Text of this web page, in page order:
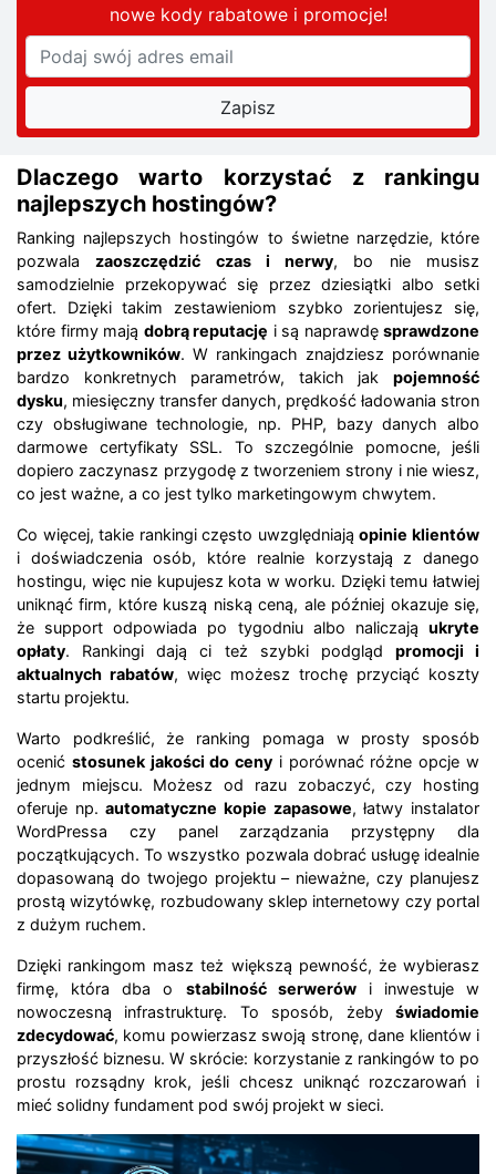
nowe kody rabatowei promocje!
Dlaczego warto korzystać z rankingu
najlepszych hostingów?
Ranking najlepszych hostingów to świetne narzędzie, które
pozwala zaoszczędzić czas i nerwy, bo nie musisz
samodzielnie przekopywać się przez dziesiątki albo setki
ofert. Dzięki takim zestawieniom szybko zorientujesz się,
które firmy mają dobrą reputację i są naprawdę sprawdzone
przez użytkowników. W rankingach znajdziesz porównanie
bardzo konkretnych parametrów, takich jak pojemność
dysku, miesięczny transfer danych, prędkość ładowania stron
czy obsługiwane technologie, np. PHP, bazy danych albo
darmowe certyfikaty SSL. To szczególnie pomocne, jeśli
dopiero zaczynasz przygodę z tworzeniem strony i nie wiesz,
co jest ważne, a co jest tylko marketingowym chwytem.
Co więcej, takie rankingi często uwzględniająopinie klientów
i doświadczenia osób, które realnie korzystają z danego
hostingu, więc nie kupujesz kota w worku. Dzięki temu łatwiej
uniknąć firm, które kuszą niską ceną, ale później okazuje się,
że support odpowiada po tygodniu albo naliczają ukryte
opłaty. Rankingi dają ci też szybki podgląd promocji i
aktualnych rabatów, więc możesz trochę przyciąć koszty
startu projektu.
Warto podkreślić, że ranking pomaga w prosty sposób
ocenić stosunek jakości do ceny i porównać różne opcje w
jednym miejscu. Możesz od razu zobaczyć, czy hosting
oferuje np.automatyczne kopie zapasowe, łatwy instalator
WordPressa czy panel zarządzania przystępny dla
początkujących. To wszystko pozwala dobrać usługę idealnie
dopasowaną do twojego projektu – nieważne, czy planujesz
prostą wizytówkę, rozbudowany sklep internetowy czy portal
z dużym ruchem.
Dzięki rankingom masz też większą pewność, że wybierasz
firmę, która dba o stabilność serwerówi inwestuje w
nowoczesną infrastrukturę. To sposób, żeby świadomie
zdecydować, komu powierzasz swoją stronę, dane klientów i
przyszłość biznesu. W skrócie: korzystanie z rankingów to po
prostu rozsądny krok, jeśli chcesz uniknąć rozczarowań i
mieć solidny fundament pod swój projekt w sieci.